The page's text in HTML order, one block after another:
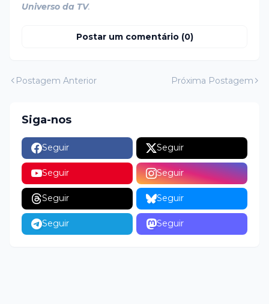
Universo da TV.
Postar um comentário (0)
Postagem Anterior Próxima Postagem
Siga-nos
Seguir Seguir
Seguir Seguir
Seguir Seguir
Seguir Seguir